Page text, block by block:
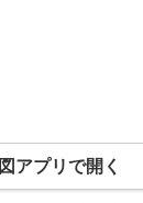
アプリで開く